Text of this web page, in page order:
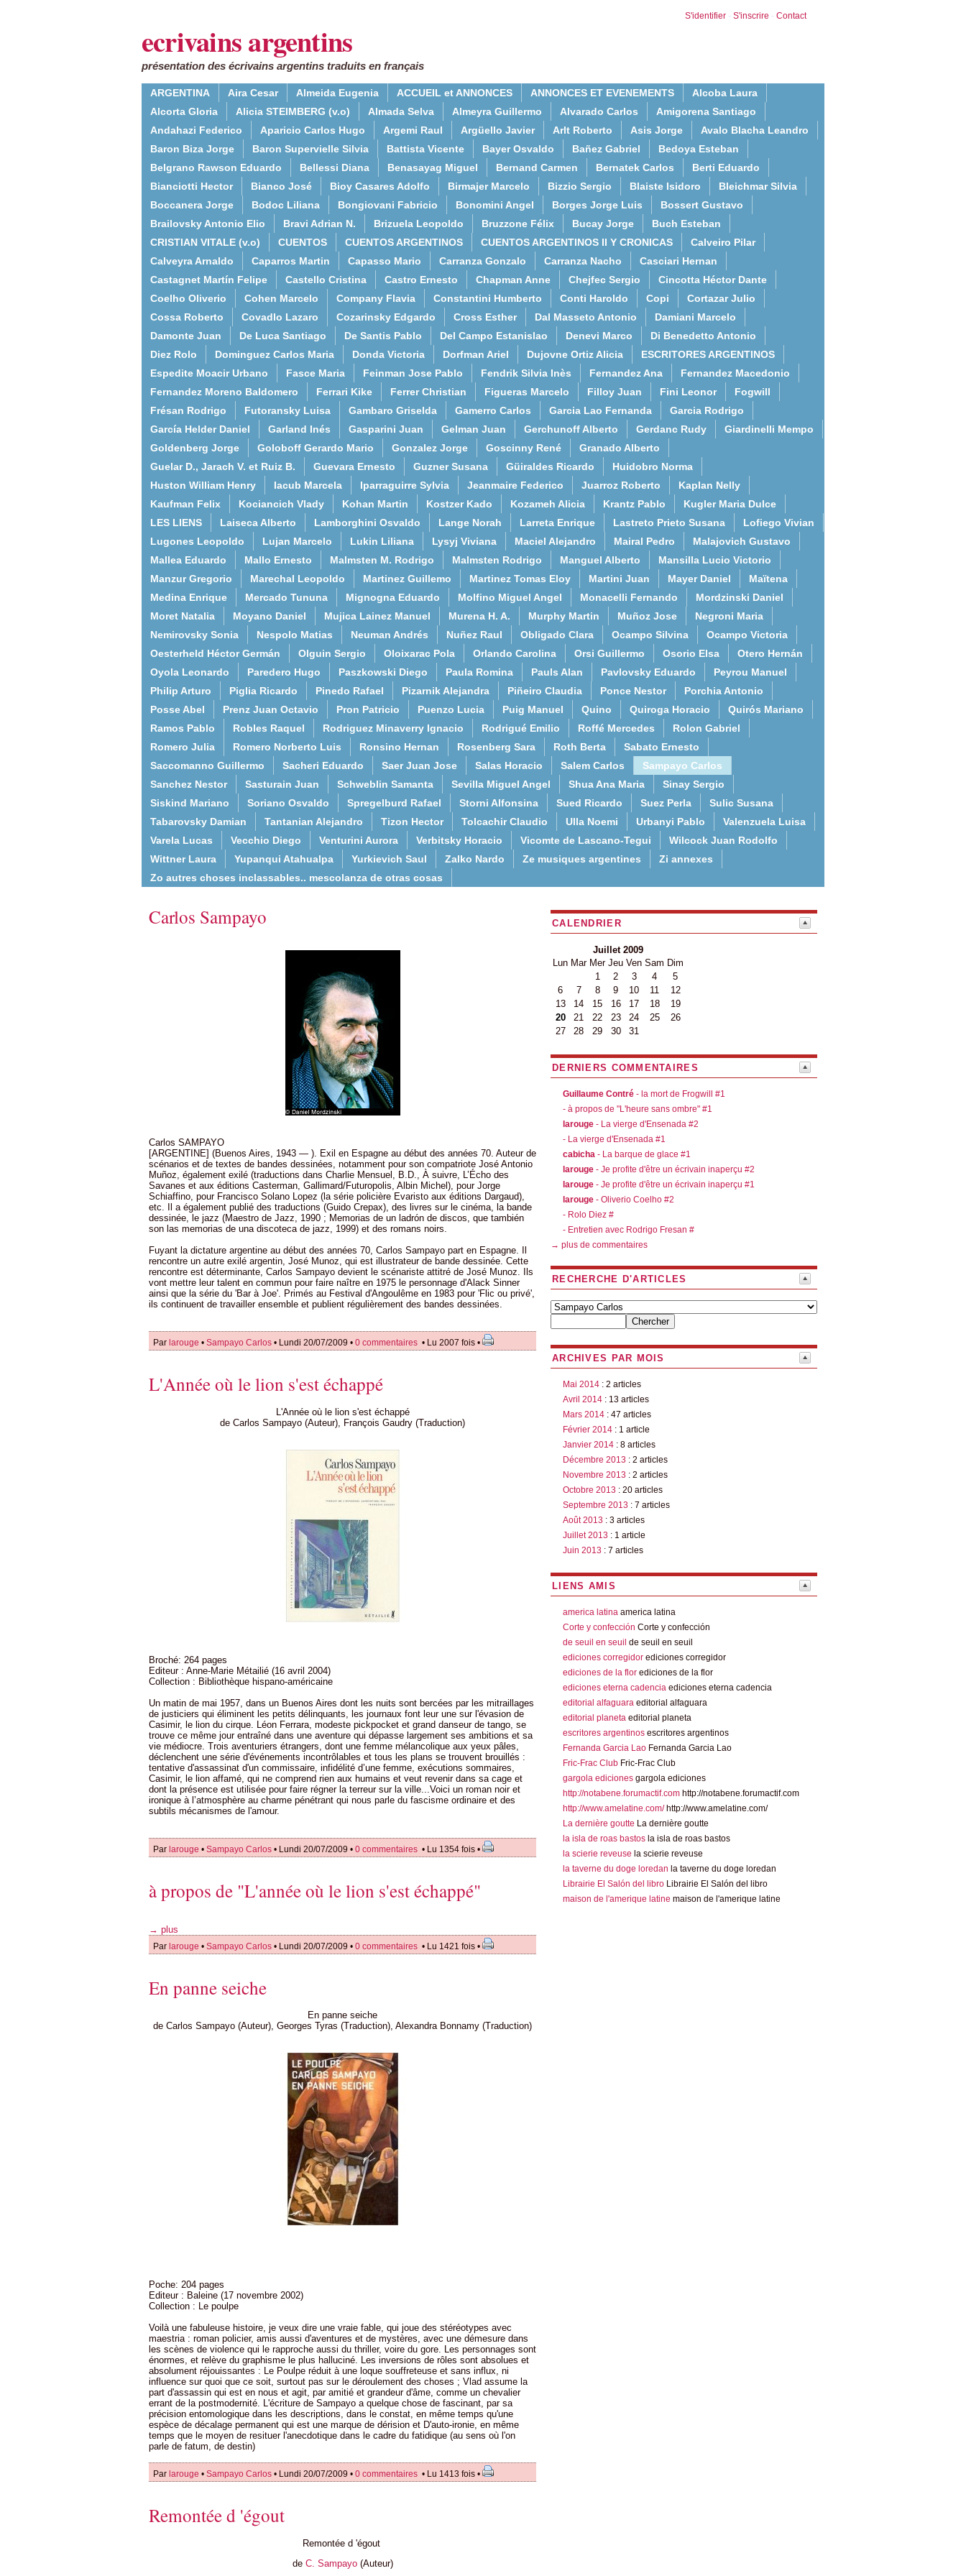
S'identifier - S'inscrire - Contact
ecrivains argentins
présentation des écrivains argentins traduits en français
ARGENTINA Aira Cesar Almeida Eugenia ACCUEIL et ANNONCES ANNONCES ET EVENEMENTS
Alcoba Laura
Alcorta Gloria
Alicia STEIMBERG (v.o) Almada Selva Almeyra Guillermo Alvarado Carlos
Amigorena Santiago
Andahazi Federico
Aparicio Carlos Hugo Argemi Raul Argüello Javier Arlt Roberto Asis Jorge
Avalo Blacha Leandro
Baron Biza Jorge
Baron Supervielle Silvia Battista Vicente Bayer Osvaldo Bañez Gabriel
Bedoya Esteban
Belgrano Rawson Eduardo
Bellessi Diana Benasayag Miguel Bernand Carmen Bernatek Carlos
Berti Eduardo
Bianciotti Hector
Bianco José Bioy Casares Adolfo Birmajer Marcelo Bizzio Sergio Blaiste Isidoro
Bleichmar Silvia
Boccanera Jorge
Bodoc Liliana Bongiovani Fabricio Bonomini Angel Borges Jorge Luis
Bossert Gustavo
Brailovsky Antonio Elio
Bravi Adrian N. Brizuela Leopoldo Bruzzone Félix Bucay Jorge
Buch Esteban
CRISTIAN VITALE (v.o)
CUENTOS CUENTOS ARGENTINOS CUENTOS ARGENTINOS II Y CRONICAS
Calveiro Pilar
Calveyra Arnaldo
Caparros Martin Capasso Mario Carranza Gonzalo Carranza Nacho
Casciari Hernan
Castagnet Martín Felipe
Castello Cristina Castro Ernesto Chapman Anne Chejfec Sergio
Cincotta Héctor Dante
Coelho Oliverio
Cohen Marcelo Company Flavia Constantini Humberto Conti Haroldo Copi
Cortazar Julio
Cossa Roberto
Covadlo Lazaro Cozarinsky Edgardo Cross Esther Dal Masseto Antonio
Damiani Marcelo
Damonte Juan
De Luca Santiago De Santis Pablo Del Campo Estanislao Denevi Marco
Di Benedetto Antonio
Diez Rolo
Dominguez Carlos Maria Donda Victoria Dorfman Ariel Dujovne Ortiz Alicia
ESCRITORES ARGENTINOS
Espedite Moacir Urbano
Fasce Maria Feinman Jose Pablo Fendrik Silvia Inès Fernandez Ana
Fernandez Macedonio
Fernandez Moreno Baldomero
Ferrari Kike Ferrer Christian Figueras Marcelo Filloy Juan Fini Leonor
Fogwill
Frésan Rodrigo
Futoransky Luisa Gambaro Griselda Gamerro Carlos Garcia Lao Fernanda
Garcia Rodrigo
García Helder Daniel
Garland Inés Gasparini Juan Gelman Juan Gerchunoff Alberto Gerdanc Rudy
Giardinelli Mempo
Goldenberg Jorge
Goloboff Gerardo Mario Gonzalez Jorge Goscinny René
Granado Alberto
Guelar D., Jarach V. et Ruiz B.
Guevara Ernesto Guzner Susana Güiraldes Ricardo
Huidobro Norma
Huston William Henry
Iacub Marcela Iparraguirre Sylvia Jeanmaire Federico Juarroz Roberto
Kaplan Nelly
Kaufman Felix
Kociancich Vlady Kohan Martin Kostzer Kado Kozameh Alicia Krantz Pablo
Kugler Maria Dulce
LES LIENS
Laiseca Alberto Lamborghini Osvaldo Lange Norah Larreta Enrique Lastreto Prieto Susana
Lofiego Vivian
Lugones Leopoldo
Lujan Marcelo Lukin Liliana Lysyj Viviana Maciel Alejandro Mairal Pedro
Malajovich Gustavo
Mallea Eduardo
Mallo Ernesto Malmsten M. Rodrigo Malmsten Rodrigo Manguel Alberto
Mansilla Lucio Victorio
Manzur Gregorio
Marechal Leopoldo Martinez Guillemo Martinez Tomas Eloy Martini Juan Mayer Daniel
Maïtena
Medina Enrique
Mercado Tununa Mignogna Eduardo Molfino Miguel Angel Monacelli Fernando
Mordzinski Daniel
Moret Natalia
Moyano Daniel Mujica Lainez Manuel Murena H. A. Murphy Martin Muñoz Jose
Negroni Maria
Nemirovsky Sonia
Nespolo Matias Neuman Andrés Nuñez Raul Obligado Clara Ocampo Silvina
Ocampo Victoria
Oesterheld Héctor Germán
Olguin Sergio Oloixarac Pola Orlando Carolina Orsi Guillermo Osorio Elsa
Otero Hernán
Oyola Leonardo
Paredero Hugo Paszkowski Diego Paula Romina Pauls Alan Pavlovsky Eduardo
Peyrou Manuel
Philip Arturo
Piglia Ricardo Pinedo Rafael Pizarnik Alejandra Piñeiro Claudia Ponce Nestor
Porchia Antonio
Posse Abel
Prenz Juan Octavio Pron Patricio Puenzo Lucia Puig Manuel Quino Quiroga Horacio
Quirós Mariano
Ramos Pablo
Robles Raquel Rodriguez Minaverry Ignacio Rodrigué Emilio Roffé Mercedes
Rolon Gabriel
Romero Julia
Romero Norberto Luis Ronsino Hernan Rosenberg Sara Roth Berta
Sabato Ernesto
Saccomanno Guillermo
Sacheri Eduardo Saer Juan Jose Salas Horacio Salem Carlos
Sampayo Carlos
Sanchez Nestor
Sasturain Juan Schweblin Samanta Sevilla Miguel Angel Shua Ana Maria
Sinay Sergio
Siskind Mariano
Soriano Osvaldo Spregelburd Rafael Storni Alfonsina Sued Ricardo Suez Perla
Sulic Susana
Tabarovsky Damian
Tantanian Alejandro Tizon Hector Tolcachir Claudio Ulla Noemi Urbanyi Pablo
Valenzuela Luisa
Varela Lucas
Vecchio Diego Venturini Aurora Verbitsky Horacio Vicomte de Lascano-Tegui
Wilcock Juan Rodolfo
Wittner Laura
Yupanqui Atahualpa Yurkievich Saul Zalko Nardo Ze musiques argentines
Zi annexes
Zo autres choses inclassables.. mescolanza de otras cosas
Carlos Sampayo
Carlos SAMPAYO
[ARGENTINE] (Buenos Aires, 1943 — ). Exil en Espagne au début des années 70. Auteur de
scénarios et de textes de bandes dessinées, notamment pour son compatriote José Antonio
Muñoz, également exilé (traductions dans Charlie Mensuel, B.D., À suivre, L’Écho des
Savanes et aux éditions Casterman, Gallimard/Futuropolis, Albin Michel), pour Jorge
Schiaffino, pour Francisco Solano Lopez (la série policière Evaristo aux éditions Dargaud),
etc. Il a également publié des traductions (Guido Crepax), des livres sur le cinéma, la bande
dessinée, le jazz (Maestro de Jazz, 1990 ; Memorias de un ladrón de discos, que también
son las memorias de una discoteca de jazz, 1999) et des romans noirs.
Fuyant la dictature argentine au début des années 70, Carlos Sampayo part en Espagne. Il
rencontre un autre exilé argentin, José Munoz, qui est illustrateur de bande dessinée. Cette
rencontre est déterminante, Carlos Sampayo devient le scénariste attitré de José Munoz. Ils
vont mettre leur talent en commun pour faire naître en 1975 le personnage d'Alack Sinner
ainsi que la série du 'Bar à Joe'. Primés au Festival d'Angoulême en 1983 pour 'Flic ou privé',
ils continuent de travailler ensemble et publient régulièrement des bandes dessinées.
Par larouge • Sampayo Carlos • Lundi 20/07/2009 • 0 commentaires • Lu 2007 fois •
L'Année où le lion s'est échappé
L'Année où le lion s'est échappé
de Carlos Sampayo (Auteur), François Gaudry (Traduction)
Broché: 264 pages
Editeur : Anne-Marie Métailié (16 avril 2004)
Collection : Bibliothèque hispano-américaine
Un matin de mai 1957, dans un Buenos Aires dont les nuits sont bercées par les mitraillages
de justiciers qui éliminent les petits délinquants, les journaux font leur une sur l'évasion de
Casimir, le lion du cirque. Léon Ferrara, modeste pickpocket et grand danseur de tango, se
trouve ce même jour entraîné dans une aventure qui dépasse largement ses ambitions et sa
vie médiocre. Trois aventuriers étrangers, dont une femme mélancolique aux yeux pâles,
déclenchent une série d'événements incontrôlables et tous les plans se trouvent brouillés :
tentative d'assassinat d'un commissaire, infidélité d’une femme, exécutions sommaires,
Casimir, le lion affamé, qui ne comprend rien aux humains et veut revenir dans sa cage et
dont la présence est utilisée pour faire régner la terreur sur la ville...Voici un roman noir et
ironique à l’atmosphère au charme pénétrant qui nous parle du fascisme ordinaire et des
subtils mécanismes de l'amour.
Par larouge • Sampayo Carlos • Lundi 20/07/2009 • 0 commentaires • Lu 1354 fois •
à propos de "L'année où le lion s'est échappé"
→ plus
Par larouge • Sampayo Carlos • Lundi 20/07/2009 • 0 commentaires • Lu 1421 fois •
En panne seiche
En panne seiche
de Carlos Sampayo (Auteur), Georges Tyras (Traduction), Alexandra Bonnamy (Traduction)
Poche: 204 pages
Editeur : Baleine (17 novembre 2002)
Collection : Le poulpe
Voilà une fabuleuse histoire, je veux dire une vraie fable, qui joue des stéréotypes avec
maestria : roman policier, amis aussi d'aventures et de mystères, avec une démesure dans
les scènes de violence qui le rapproche aussi du thriller, voire du gore. Les personnages sont
énormes, et relève du graphisme le plus halluciné. Les inversions de rôles sont absolues et
absolument réjouissantes : Le Poulpe réduit à une loque souffreteuse et sans influx, ni
influence sur quoi que ce soit, surtout pas sur le déroulement des choses ; Vlad assume la
part d'assassin qui est en nous et agit, par amitié et grandeur d'âme, comme un chevalier
errant de la postmodernité. L'écriture de Sampayo a quelque chose de fascinant, par sa
précision entomologique dans les descriptions, dans le constat, en même temps qu'une
espèce de décalage permanent qui est une marque de dérision et D'auto-ironie, en même
temps que le moyen de resituer l'anecdotique dans le cadre du fatidique (au sens où l'on
parle de fatum, de destin)
Par larouge • Sampayo Carlos • Lundi 20/07/2009 • 0 commentaires • Lu 1413 fois •
Remontée d 'égout
Remontée d 'égout
de C. Sampayo(Auteur)
CALENDRIER
Juillet 2009
Lun Mar Mer Jeu Ven Sam Dim
1
2 3 4
5
6
7 8 9 10 11
12
13
14 15 16 17 18
19
20
21 22 23 24 25
26
27
28 29 30 31
DERNIERS COMMENTAIRES
Guillaume Contré - la mort de Frogwill #1
- à propos de "L'heure sans ombre" #1
larouge - La vierge d'Ensenada #2
- La vierge d'Ensenada #1
cabicha - La barque de glace #1
larouge - Je profite d'être un écrivain inaperçu #2
larouge - Je profite d'être un écrivain inaperçu #1
larouge - Oliverio Coelho #2
- Rolo Diez #
- Entretien avec Rodrigo Fresan #
→ plus de commentaires
RECHERCHE D'ARTICLES
ARCHIVES PAR MOIS
Mai 2014 : 2 articles
Avril 2014 : 13 articles
Mars 2014 : 47 articles
Février 2014 : 1 article
Janvier 2014 : 8 articles
Décembre 2013 : 2 articles
Novembre 2013 : 2 articles
Octobre 2013 : 20 articles
Septembre 2013 : 7 articles
Août 2013 : 3 articles
Juillet 2013 : 1 article
Juin 2013 : 7 articles
LIENS AMIS
america latina america latina
Corte y confección Corte y confección
de seuil en seuil de seuil en seuil
ediciones corregidor ediciones corregidor
ediciones de la flor ediciones de la flor
ediciones eterna cadencia ediciones eterna cadencia
editorial alfaguara editorial alfaguara
editorial planeta editorial planeta
escritores argentinos escritores argentinos
Fernanda Garcia Lao Fernanda Garcia Lao
Fric-Frac Club Fric-Frac Club
gargola ediciones gargola ediciones
http://notabene.forumactif.com http://notabene.forumactif.com
http://www.amelatine.com/http://www.amelatine.com/
La dernière goutte La dernière goutte
la isla de roas bastos la isla de roas bastos
la scierie reveuse la scierie reveuse
la taverne du doge loredan la taverne du doge loredan
Librairie El Salón del libro Librairie El Salón del libro
maison de l'amerique latine maison de l'amerique latine